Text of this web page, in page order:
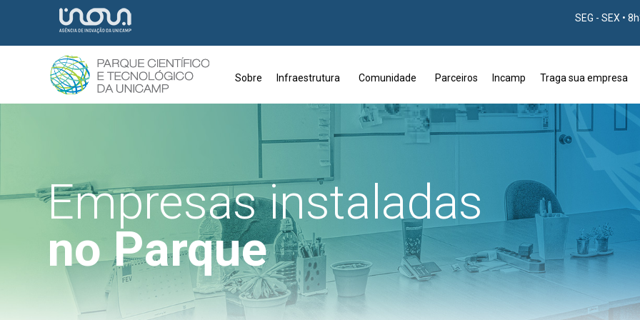
SEG - SEX •
Sobre Infraestrutura Comunidade Parceiros Incamp Traga sua empresa
no Parque
Empresas instaladas